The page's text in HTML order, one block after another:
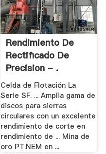
Rendimiento De
Rectificado De
Precision - .
Celda de Flotación La
Serie SF. ... Amplia gama de
discos para sierras
circulares con un excelente
rendimiento de corte en
rendimiento de ... Mina de
oro PT.NEM en ...